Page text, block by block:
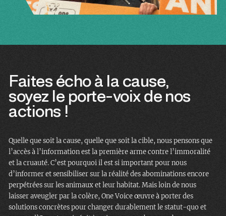
Faites écho à la cause,
soyez le porte-voix de nos
actions !
Quelle que soit la cause, quelle que soit la cible, nous pensons que
l’accès à l’information est la première arme contre l’immoralité
et la cruauté. C’est pourquoi il est si important pour nous
d’informer et sensibiliser sur la réalité des abominations encore
perpétrées sur les animaux et leur habitat. Mais loin de nous
laisser aveugler par la colère, One Voice œuvre à porter des
solutions concrètes pour changer durablement le statut-quo et